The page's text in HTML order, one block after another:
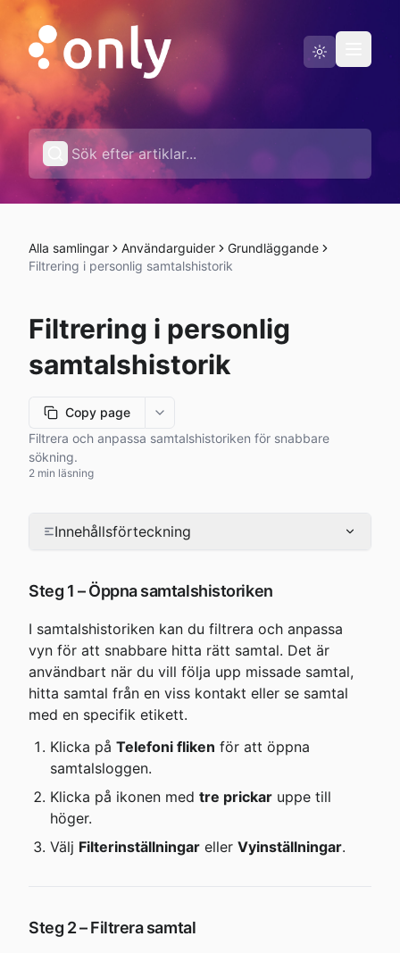
Driftstatus
Svenska
Alla samlingar Användarguider
Grundläggande
Filtrering i personlig samtalshistorik
Filtrering i personlig
samtalshistorik
Copy page
More options
Filtrera och anpassa samtalshistoriken för snabbare
sökning.
2 min läsning
Innehållsförteckning
Steg 1 – Öppna samtalshistoriken
I samtalshistoriken kan du filtrera och anpassa
vyn för att snabbare hitta rätt samtal. Det är
användbart när du vill följa upp missade samtal,
hitta samtal från en viss kontakt eller se samtal
med en specifik etikett.
Klicka på Telefoni fliken för att öppna
samtalsloggen.
Klicka på ikonen med tre prickar uppe till
höger.
Välj Filterinställningar eller Vyinställningar.
Steg 2 – Filtrera samtal